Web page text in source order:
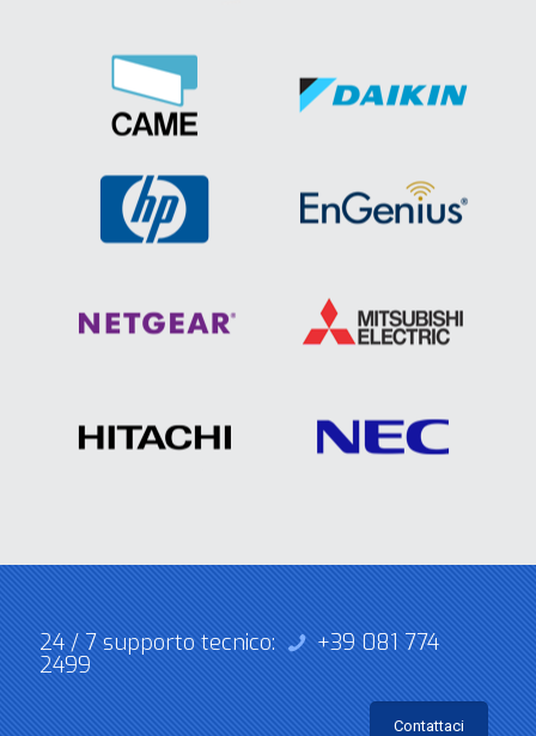
24 / 7 supporto tecnico: +39 081 774
2499
Contattaci